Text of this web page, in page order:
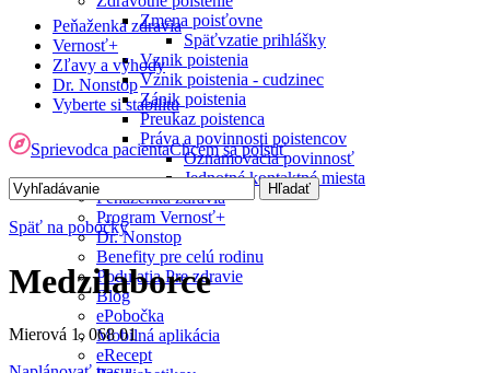
Zmena poisťovne
Späťvzatie prihlášky
Vznik poistenia
Vznik poistenia - cudzinec
Zánik poistenia
Preukaz poistenca
Práva a povinnosti poistencov
Oznamovacia povinnosť
Jednotné kontaktné miesta
Peňaženka zdravia
Program Vernosť+
Dr. Nonstop
Benefity pre celú rodinu
Podujatia Pre zdravie
Blog
ePobočka
Mobilná aplikácia
eRecept
Peňaženka zdravia
Vernosť+
Zľavy a výhody
Dr. Nonstop
Vyberte si stabilitu
Sprievodca pacientaChcem sa poistiť
Späť na pobočky
Medzilaborce
Mierová 1, 068 01